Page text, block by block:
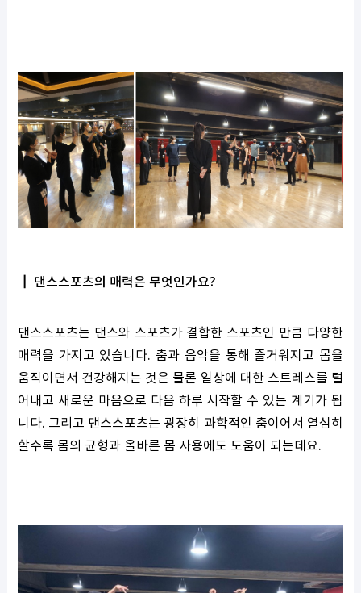
┃ 댄스스포츠의 매력은 무엇인가요?
댄스스포츠는 댄스와 스포츠가 결합한 스포츠인 만큼 다양한
매력을 가지고 있습니다. 춤과 음악을 통해 즐거워지고 몸을
움직이면서 건강해지는 것은 물론 일상에 대한 스트레스를 털
어내고 새로운 마음으로 다음 하루 시작할 수 있는 계기가 됩
니다. 그리고 댄스스포츠는 굉장히 과학적인 춤이어서 열심히
할수록 몸의 균형과 올바른 몸 사용에도 도움이 되는데요.